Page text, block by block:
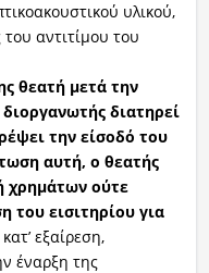
υλικού,
αντιτίμου του
θεατή μετά την
διατηρεί
την είσοδό του
αυτή, ο θεατής
χρημάτων ούτε
του εισιτηρίου για
εξαίρεση,
έναρξη της